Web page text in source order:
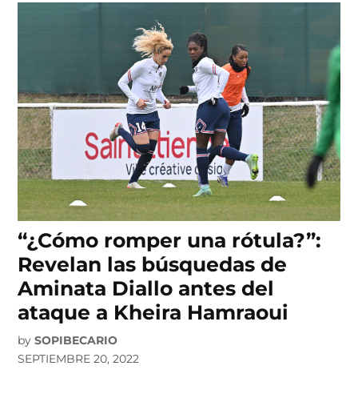
“¿Cómo romper una rótula?”:
Revelan las búsquedas de
Aminata Diallo antes del
ataque a Kheira Hamraoui
by SOPIBECARIO
SEPTIEMBRE 20, 2022